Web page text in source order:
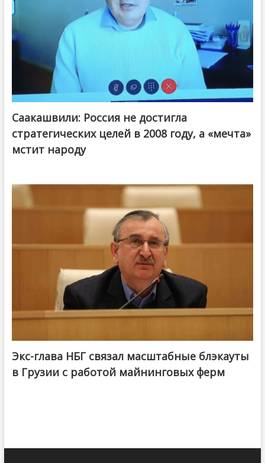
Саакашвили: Россия не достигла
стратегических целей в 2008 году, а «мечта»
мстит народу
Экс-глава НБГ связал масштабные блэкауты
в Грузии с работой майнинговых ферм